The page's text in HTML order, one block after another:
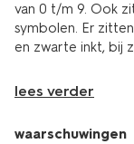
van 0 t/m 9. Ook
symbolen. Er
en zwarte inkt, bij
lees verder
waarschuwingen